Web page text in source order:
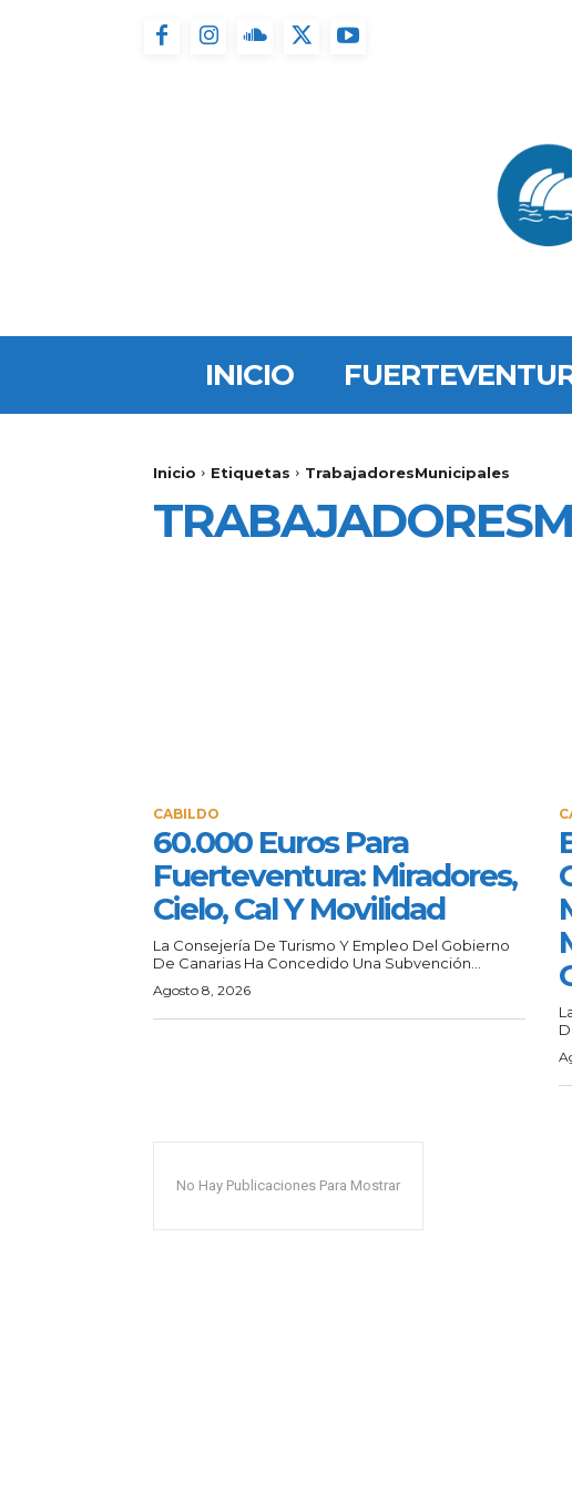
INICIO
Inicio Etiquetas TrabajadoresMunicipales
CABILDO
60.000 Euros Para
Fuerteventura: Miradores,
Cielo, Cal Y Movilidad
La Consejería De Turismo Y Empleo Del Gobierno
De Canarias Ha Concedido Una Subvención...
Agosto 8, 2026
No Hay Publicaciones Para Mostrar